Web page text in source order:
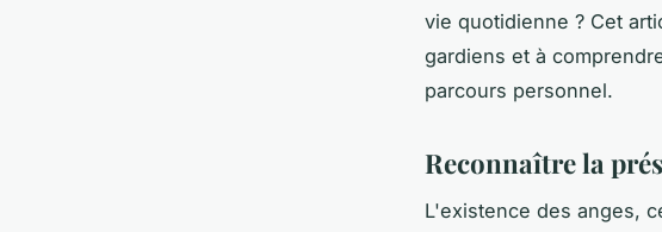
vie quotidienne ? Cet
gardiens et à
parcours personnel.
Reconnaître la
L'existence des anges,